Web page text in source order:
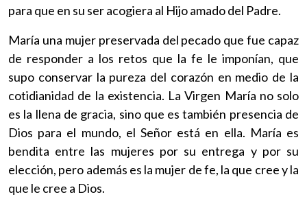
para que en su ser acogiera al Hijo amado del Padre.
María una mujer preservada del pecado que fue capaz
de responder a los retos que la fe le imponían, que
supo conservar la pureza del corazón en medio de la
cotidianidad de la existencia. La Virgen María no solo
es la llena de gracia, sino que es también presencia de
Dios para el mundo, el Señor está en ella. María es
bendita entre las mujeres por su entrega y por su
elección, pero además es la mujer de fe, la que cree y la
que le cree a Dios.